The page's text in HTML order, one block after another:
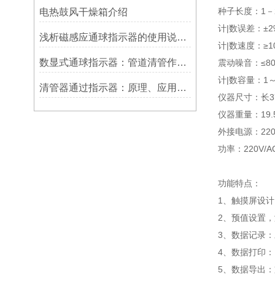
电热鼓风干燥箱介绍
浅析磁感应通球指示器的使用说明及特点
数显式通球指示器：管道清管作业的智能监测关键设备
清管器通过指示器：原理、应用与维护
种子长度：1
计|数误差：
计|数速度：
震动噪音：
计|数容量：1
仪器尺寸：长
仪器重量：
外接电源：
功率：220V/
功能特点：
1、触摸屏设
2、预值设置
3、数据记录
4、数据打印
5、数据导出